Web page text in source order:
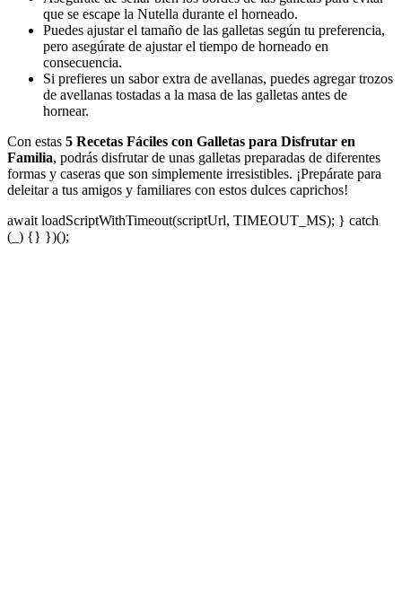
que se escape la Nutella durante el horneado.
Puedes ajustar el tamaño de las galletas según tu preferencia,
pero asegúrate de ajustar el tiempo de horneado en
consecuencia.
Si prefieres un sabor extra de avellanas, puedes agregar trozos
de avellanas tostadas a la masa de las galletas antes de
hornear.
Con estas 5 Recetas Fáciles con Galletas para Disfrutar en
Familia, podrás disfrutar de unas galletas preparadas de diferentes
formas y caseras que son simplemente irresistibles. ¡Prepárate para
deleitar a tus amigos y familiares con estos dulces caprichos!
await loadScriptWithTimeout(scriptUrl, TIMEOUT_MS); } catch
(_) {} })();